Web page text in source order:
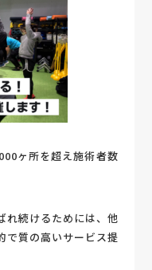
ヶ所を超え施術者数
れ続けるためには、他
で質の高いサービス提